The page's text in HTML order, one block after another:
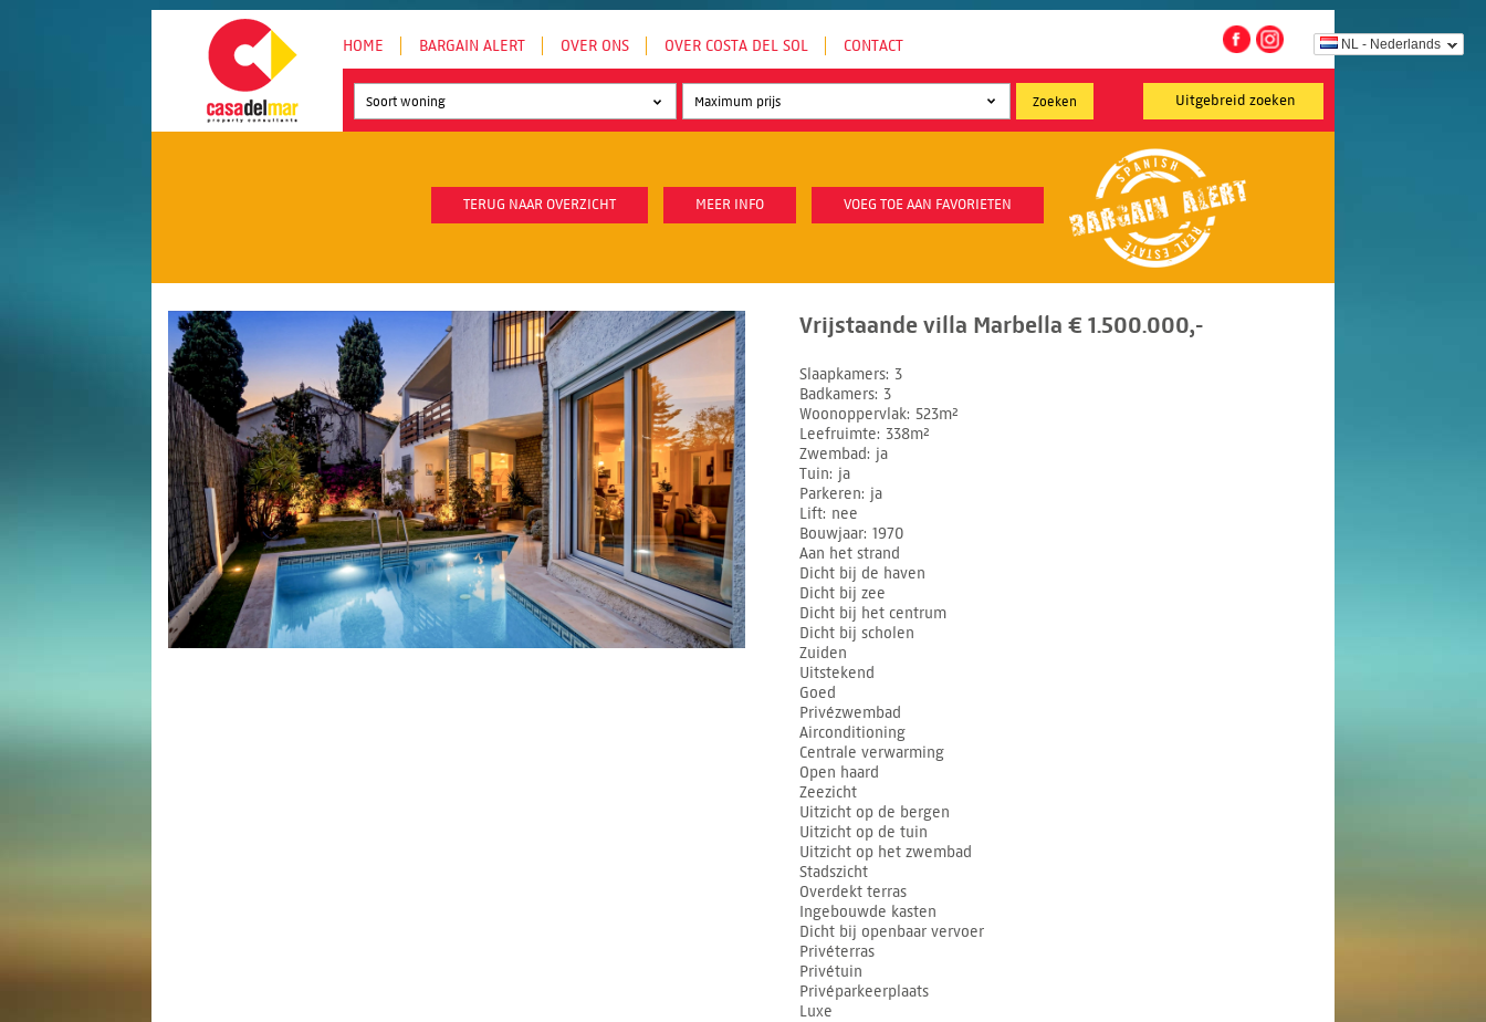
NL - Nederlands
HOME BARGAIN ALERT OVER ONS OVER COSTA DEL SOL CONTACT
Uitgebreid zoeken
Soort woning
TERUG NAAR OVERZICHT MEER INFO VOEG TOE AAN FAVORIETEN
Vrijstaande villa Marbella € 1.500.000,-
Slaapkamers 3
Badkamers 3
Woonoppervlak 523m²
Leefruimte 338m²
Zwembad
ja
Tuin ja
Parkeren ja
Lift nee
Bouwjaar 1970
Aan het strand
Dicht bij de haven
Dicht bij zee
Dicht bij het centrum
Dicht bij scholen
Zuiden
Uitstekend
Goed
Privézwembad
Airconditioning
Centrale verwarming
Open haard
Zeezicht
Uitzicht op de bergen
Uitzicht op de tuin
Uitzicht op het zwembad
Stadszicht
Overdekt terras
Ingebouwde kasten
Dicht bij openbaar vervoer
Privéterras
Privétuin
Privéparkeerplaats
Luxe